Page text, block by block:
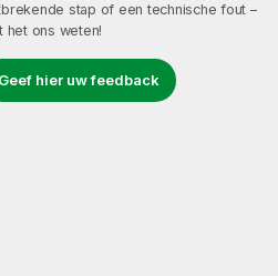
stap of een technische fout –
het ons weten!
Geef hier uw feedback